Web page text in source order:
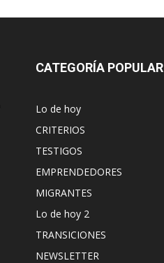
CATEGORÍA POPULAR
Lo de hoy
CRITERIOS
TESTIGOS
EMPRENDEDORES
MIGRANTES
Lo de hoy 2
TRANSICIONES
NEWSLETTER